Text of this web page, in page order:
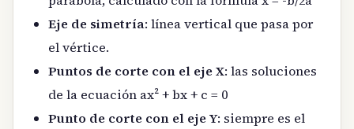
Eje de simetría: línea vertical que pasa por
el vértice.
Puntos de corte con el eje X: las soluciones
de la ecuación ax² + bx + c = 0
Punto de corte con el eje Y: siempre es el